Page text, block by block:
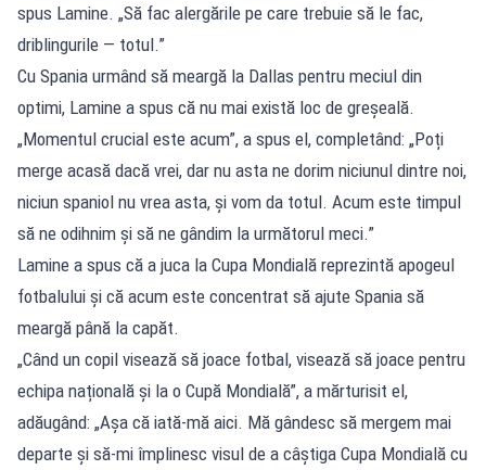
spus Lamine. „Să fac alergările pe care trebuie să le fac,
driblingurile — totul.”
Cu Spania urmând să meargă la Dallas pentru meciul din
optimi, Lamine a spus că nu mai există loc de greșeală.
„Momentul crucial este acum”, a spus el, completând: „Poți
merge acasă dacă vrei, dar nu asta ne dorim niciunul dintre noi,
niciun spaniol nu vrea asta, și vom da totul. Acum este timpul
să ne odihnim și să ne gândim la următorul meci.”
Lamine a spus că a juca la Cupa Mondială reprezintă apogeul
fotbalului și că acum este concentrat să ajute Spania să
meargă până la capăt.
„Când un copil visează să joace fotbal, visează să joace pentru
echipa națională și la o Cupă Mondială”, a mărturisit el,
adăugând: „Așa că iată-mă aici. Mă gândesc să mergem mai
departe și să-mi împlinesc visul de a câștiga Cupa Mondială cu